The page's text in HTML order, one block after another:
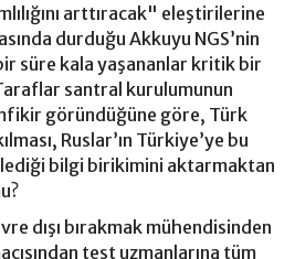
arttıracak" eleştirilerine
durduğu Akkuyu NGS’nin
süre kala yaşananlar kritik bir
santral kurulumunun
göründüğüne göre, Türk
Ruslar’ın Türkiye’ye bu
bilgi birikimini aktarmaktan
dışı bırakmak mühendisinden
test uzmanlarına tüm